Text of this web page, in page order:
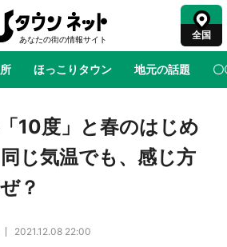
全国
ほっこりタウン 地元の話題 〇
あの時はありがとう 物語がはじ
『はたらく細胞』と神奈川県の3度目コ
の世界観通じて「小児がん」学べる
10度」と春のはじめ
じ気温でも、感じ方
？
2021.12.08 22:00